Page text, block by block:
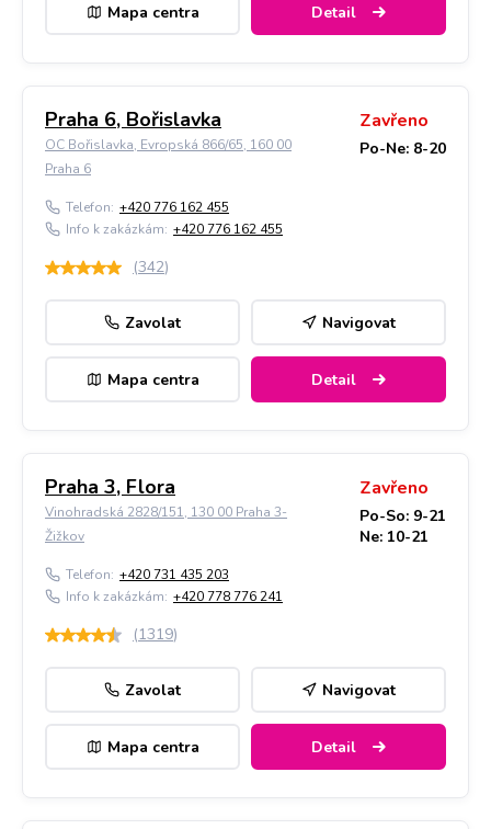
Mapa centra Detail
Praha 6, Bořislavka
OC Bořislavka, Evropská 866/65, 160 00
Praha 6
Zavřeno
Po-Ne: 8-20
Telefon: +420 776 162 455
Info k zakázkám: +420 776 162 455
(342)
Zavolat Navigovat
Mapa centra Detail
Praha 3, Flora
Vinohradská 2828/151, 130 00 Praha 3-
Žižkov
Zavřeno
Po-So: 9-21
Ne: 10-21
Telefon: +420 731 435 203
Info k zakázkám: +420 778 776 241
(1319)
Zavolat Navigovat
Mapa centra Detail